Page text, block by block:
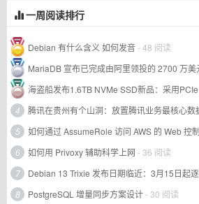
一周阅读排行
Debian 有什么含义 如何发音- 48 阅读
MariaDB 宣布已完成由阿里领投的 2700 万美
海盗船发布1.6TB NVMe SSD新品：采用
4
腾讯在贵州有个山洞：放置腾讯业务最核心数
5
如何通过 AssumeRole 访问 AWS 的 Web 控
6
如何用 Privoxy 辅助科学上网 - 36 阅读
7
Debian 13 Trixie 发布日期临近：3月15日起
8
PostgreSQL 增量同步方案设计- 30 阅读